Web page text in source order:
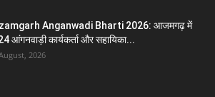
Anganwadi Bharti 2026: आजमगढ़ में
आंगनवाड़ी कार्यकर्ता और सहायिका...
2026